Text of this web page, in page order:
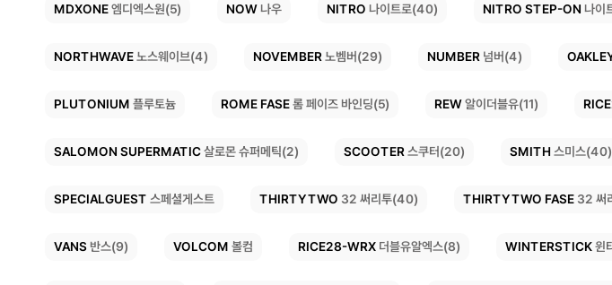
MDXONE엠디엑스원(5) NOW나우 NITRO 나이트로(40) NITRO STEP-ON 나이
NORTHWAVE노스웨이브(4) NOVEMBER 노벰버(29) NUMBER 넘버(4)
PLUTONIUM 플루토늄 ROME FASE롬 페이즈 바인딩(5) REW알이더블유(11)
SALOMON SUPERMATIC살로몬 슈퍼메틱(2) SCOOTER 스쿠터(20) SMITH스미스(40)
SPECIALGUEST 스페셜게스트 THIRTYTWO 32 써리투(40) THIRTYTWO FASE32 써
VANS반스(9) VOLCOM 볼컴 RICE28-WRX더블유알엑스(8) WINTERSTICK윈